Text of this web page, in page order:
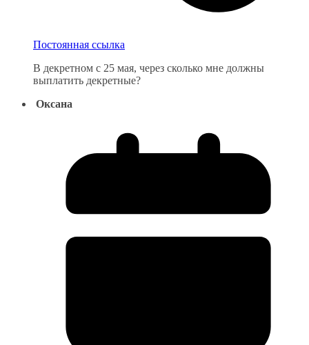
Постоянная ссылка
В декретном с 25 мая, через сколько мне должны
выплатить декретные?
Оксана